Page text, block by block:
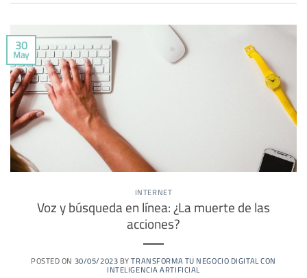
30
May
INTERNET
Voz y búsqueda en línea: ¿La muerte de las
acciones?
POSTED ON 30/05/2023BYTRANSFORMA TU NEGOCIO DIGITAL CON
INTELIGENCIA ARTIFICIAL